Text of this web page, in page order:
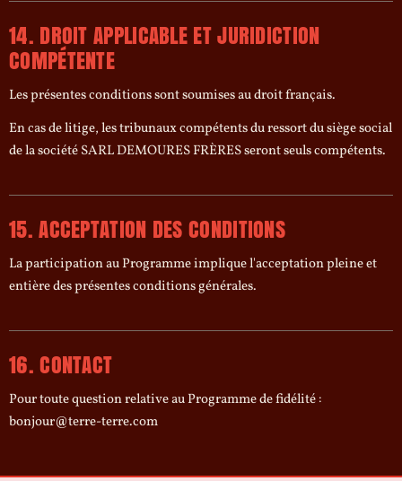
14. DROIT APPLICABLE ET JURIDICTION
COMPÉTENTE
Les présentes conditions sont soumises au droit français.
En cas de litige, les tribunaux compétents du ressort du siège social
de la société SARL DEMOURES FRÈRES seront seuls compétents.
15. ACCEPTATION DES CONDITIONS
La participation au Programme implique l'acceptation pleine et
entière des présentes conditions générales.
16. CONTACT
Pour toute question relative au Programme de fidélité :
bonjour@terre-terre.com